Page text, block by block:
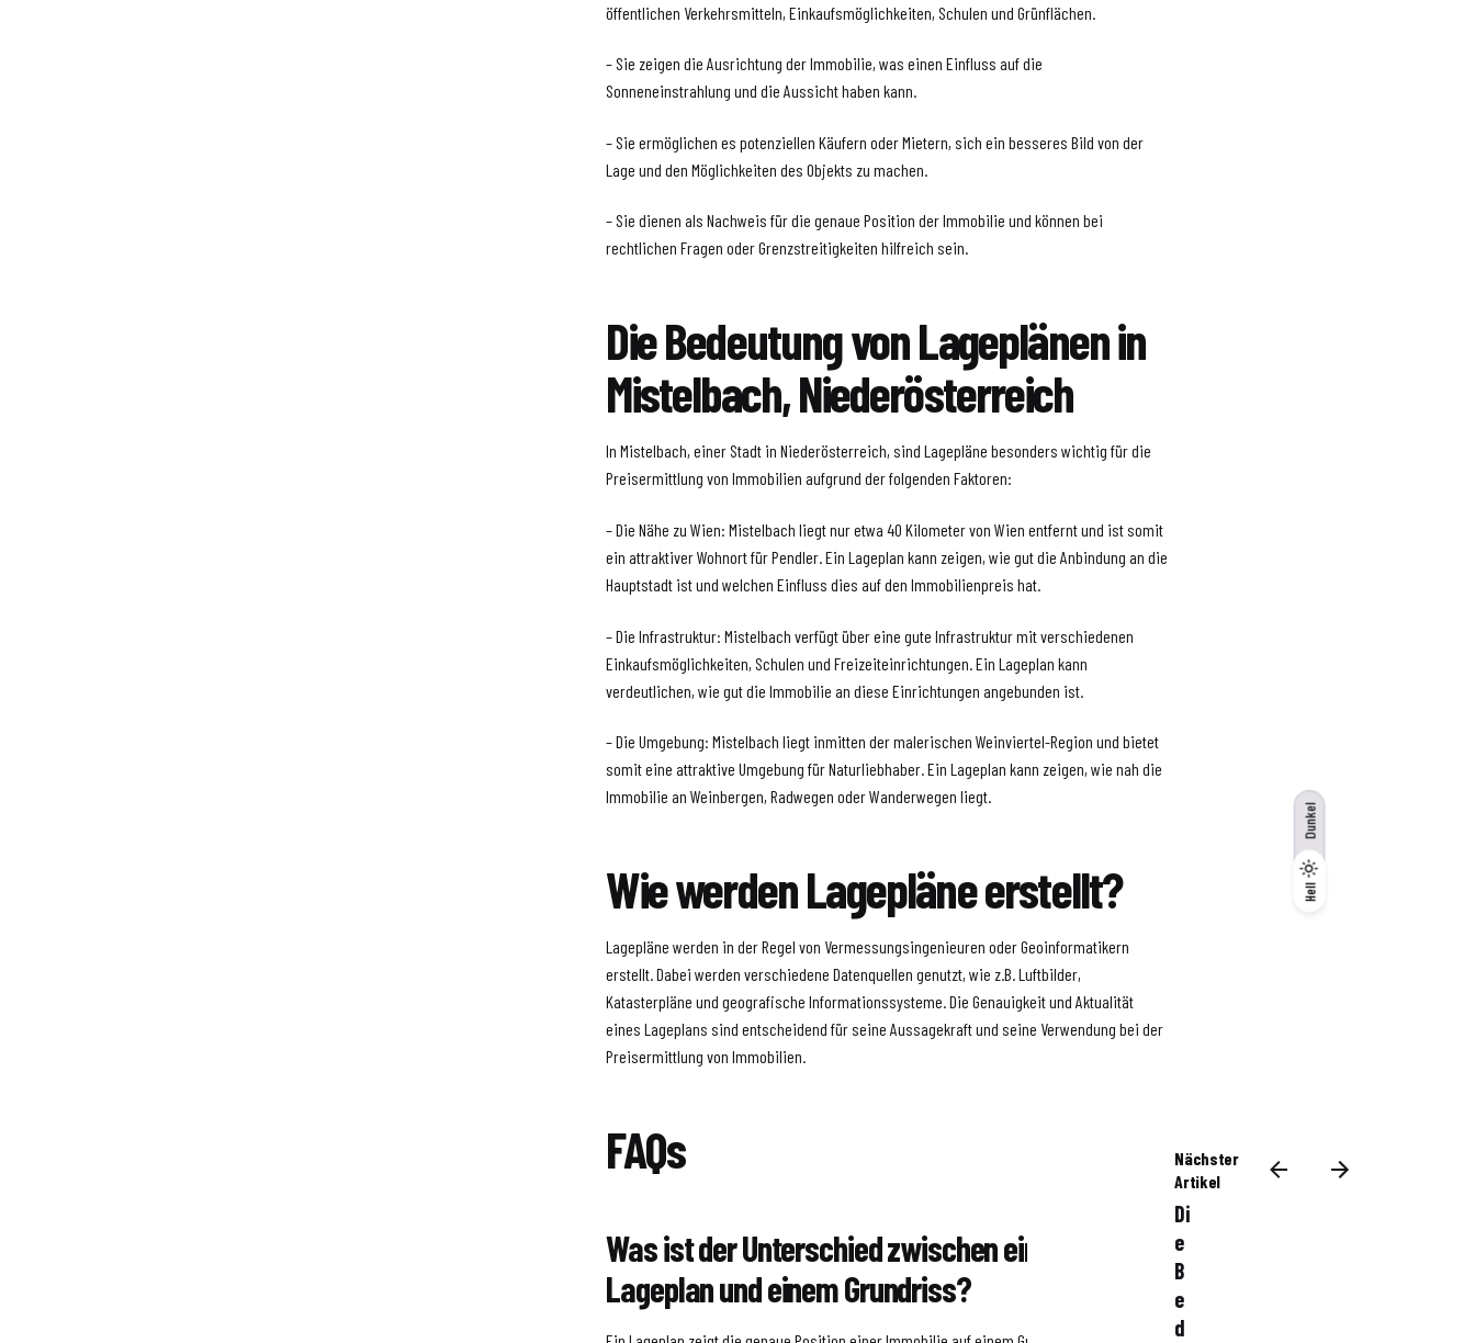
Hell
Dunkel
Hell
Dunkel
öffentlichen Verkehrsmitteln, Einkaufsmöglichkeiten, Schulen und Grünflächen.
– Sie zeigen die Ausrichtung der Immobilie, was einen Einfluss auf die
Sonneneinstrahlung und die Aussicht haben kann.
– Sie ermöglichen es potenziellen Käufern oder Mietern, sich ein besseres Bild von der
Lage und den Möglichkeiten des Objekts zu machen.
– Sie dienen als Nachweis für die genaue Position der Immobilie und können bei
rechtlichen Fragen oder Grenzstreitigkeiten hilfreich sein.
Die Bedeutung von Lageplänen in
Mistelbach, Niederösterreich
In Mistelbach, einer Stadt in Niederösterreich, sind Lagepläne besonders wichtig für die
Preisermittlung von Immobilien aufgrund der folgenden Faktoren:
– Die Nähe zu Wien: Mistelbach liegt nur etwa 40 Kilometer von Wien entfernt und ist somit
ein attraktiver Wohnort für Pendler. Ein Lageplan kann zeigen, wie gut die Anbindung an die
Hauptstadt ist und welchen Einfluss dies auf den Immobilienpreis hat.
– Die Infrastruktur: Mistelbach verfügt über eine gute Infrastruktur mit verschiedenen
Einkaufsmöglichkeiten, Schulen und Freizeiteinrichtungen. Ein Lageplan kann
verdeutlichen, wie gut die Immobilie an diese Einrichtungen angebunden ist.
– Die Umgebung: Mistelbach liegt inmitten der malerischen Weinviertel-Region und bietet
somit eine attraktive Umgebung für Naturliebhaber. Ein Lageplan kann zeigen, wie nah die
Immobilie an Weinbergen, Radwegen oder Wanderwegen liegt.
Wie werden Lagepläne erstellt?
Lagepläne werden in der Regel von Vermessungsingenieuren oder Geoinformatikern
erstellt. Dabei werden verschiedene Datenquellen genutzt, wie z.B. Luftbilder,
Katasterpläne und geografische Informationssysteme. Die Genauigkeit und Aktualität
eines Lageplans sind entscheidend für seine Aussagekraft und seine Verwendung bei der
Preisermittlung von Immobilien.
FAQs
Was ist der Unterschied zwischen einem
Lageplan und einem Grundriss?
Nächster
Artikel
Di
e
B
e
d